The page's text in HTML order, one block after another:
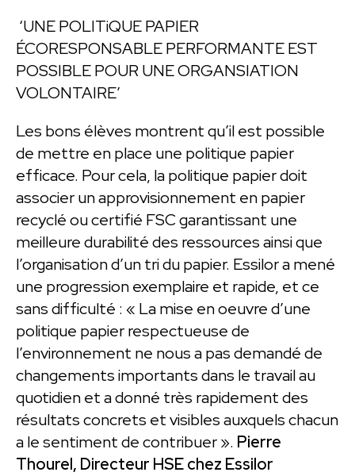
‘UNE POLITiQUE PAPIER
ÉCORESPONSABLE PERFORMANTE EST
POSSIBLE POUR UNE ORGANSIATION
VOLONTAIRE’
Les bons élèves montrent qu’il est possible
de mettre en place une politique papier
efficace. Pour cela, la politique papier doit
associer un approvisionnement en papier
recyclé ou certifié FSC garantissant une
meilleure durabilité des ressources ainsi que
l’organisation d’un tri du papier. Essilor a mené
une progression exemplaire et rapide, et ce
sans difficulté : « La mise en oeuvre d’une
politique papier respectueuse de
l’environnement ne nous a pas demandé de
changements importants dans le travail au
quotidien et a donné très rapidement des
résultats concrets et visibles auxquels chacun
a le sentiment de contribuer ». Pierre
Thourel, Directeur HSE chez Essilor